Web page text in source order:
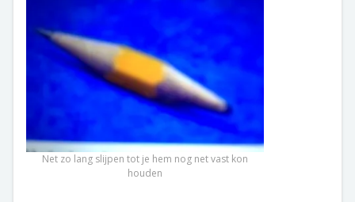
Net zo lang slijpen tot je hem nog net vast kon
houden